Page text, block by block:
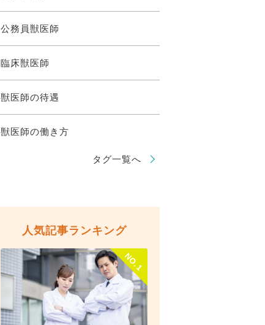
公務員獣医師
臨床獣医師
獣医師の待遇
獣医師の働き方
タグ一覧へ
人気記事ランキング
NO.1